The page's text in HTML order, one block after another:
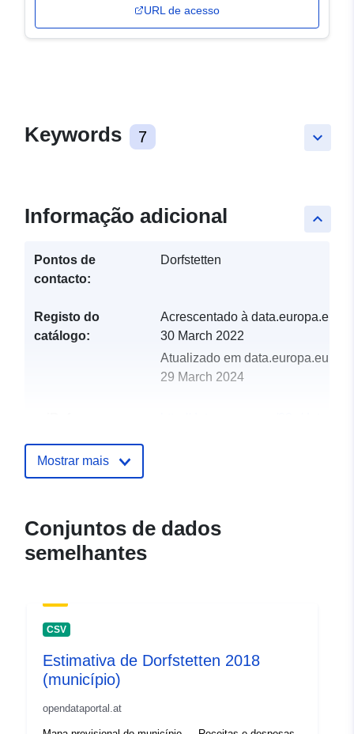
URL de acesso
keyboard_arrow_down
Keywords 7
keyboard_arrow_up
Informação adicional
Pontos de
contacto:
Dorfstetten
Registo do
catálogo:
Acrescentado à data.europa.eu:
30 March 2022
Atualizado em data.europa.eu:
29 March 2024
Mostrar mais
Conjuntos de dados
semelhantes
CSV
Estimativa de Dorfstetten 2018
(município)
opendataportal.at